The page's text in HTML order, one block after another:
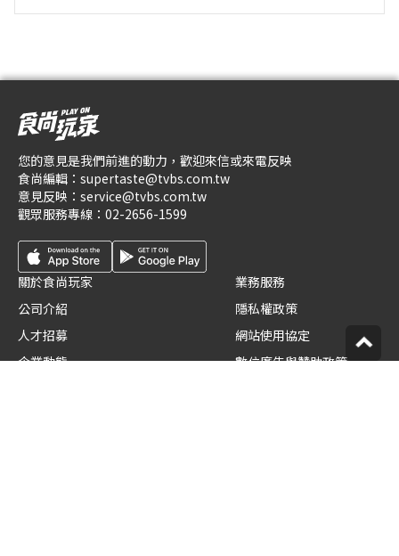
您的意見是我們前進的動力，歡迎來信或來電反映
食尚編輯： supertaste@tvbs.com.tw
意見反映： service@tvbs.com.tw
觀眾服務專線： 02-2656-1599
關於食尚玩家
公司介紹
人才招募
企業動態
業務服務
隱私權政策
網站使用協定
數位廣告與贊助政策